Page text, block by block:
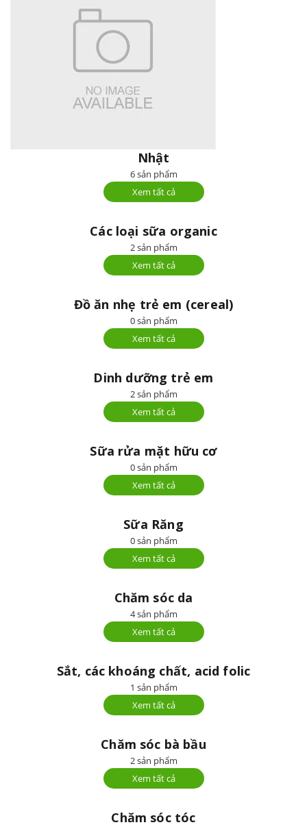
Nhật
6 sản phẩm
Xem tất cả
Các loại sữa organic
2 sản phẩm
Xem tất cả
Đồ ăn nhẹ trẻ em (cereal)
0 sản phẩm
Xem tất cả
Dinh dưỡng trẻ em
2 sản phẩm
Xem tất cả
Sữa rửa mặt hữu cơ
0 sản phẩm
Xem tất cả
Sữa Răng
0 sản phẩm
Xem tất cả
Chăm sóc da
4 sản phẩm
Xem tất cả
Sắt, các khoáng chất, acid folic
1 sản phẩm
Xem tất cả
Chăm sóc bà bầu
2 sản phẩm
Xem tất cả
Chăm sóc tóc